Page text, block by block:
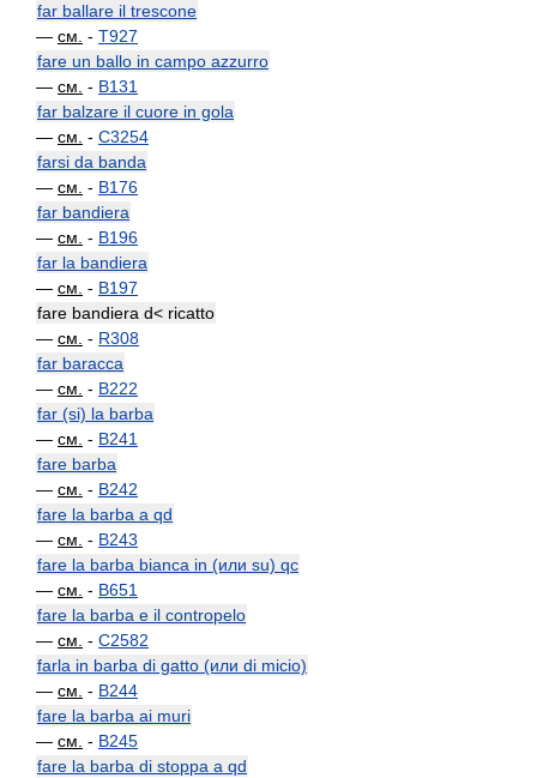
far ballare il trescone
— см. - T927
fare un ballo in campo azzurro
— см. - B131
far balzare il cuore in gola
— см. - C3254
farsi da banda
— см. - B176
far bandiera
— см. - B196
far la bandiera
— см. - B197
fare bandiera d< ricatto
— см. - R308
far baracca
— см. - B222
far (si) la barba
— см. - B241
fare barba
— см. - B242
fare la barba a qd
— см. - B243
fare la barba bianca in (или su) qc
— см. - B651
fare la barba e il contropelo
— см. - C2582
farla in barba di gatto (или di micio)
— см. - B244
fare la barba ai muri
— см. - B245
fare la barba di stoppa a qd